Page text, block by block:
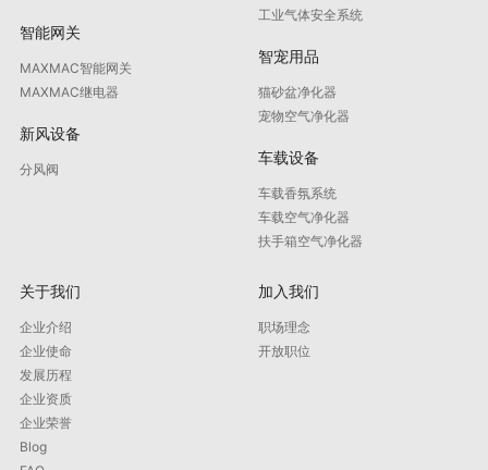
智能网关
MAXMAC智能网关
MAXMAC继电器
新风设备
分风阀
工业气体安全系统
智宠用品
猫砂盆净化器
宠物空气净化器
车载设备
车载香氛系统
车载空气净化器
扶手箱空气净化器
关于我们
企业介绍
企业使命
发展历程
企业资质
企业荣誉
Blog
加入我们
职场理念
开放职位